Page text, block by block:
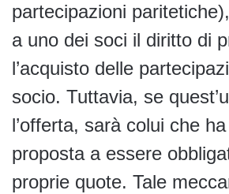
partecipazioni
a uno dei soci il diritto di
l’acquisto delle
socio. Tuttavia, se
l’offerta, sarà colui che
proposta a essere
proprie quote. Tale